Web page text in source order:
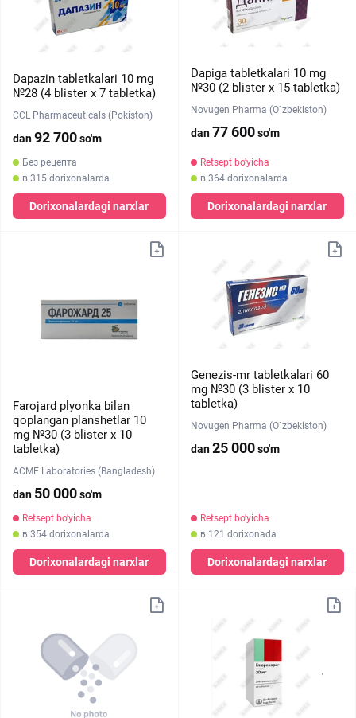
Dapazin tabletkalari 10 mg
№28 (4 blister х 7 tabletka)
CCL Pharmaceuticals (Pokiston)
dan92 700so'm
Без рецепта
в 315 dorixonalarda
Dorixonalardagi narxlar
Dapiga tabletkalari 10 mg
№30 (2 blister х 15 tabletka)
Novugen Pharma (O`zbekiston)
dan77 600so'm
Retsept bo'yicha
в 364 dorixonalarda
Dorixonalardagi narxlar
Farojard plyonka bilan
qoplangan planshetlar 10
mg №30 (3 blister х 10
tabletka)
ACME Laboratories (Bangladesh)
dan 50 000so'm
Retsept bo'yicha
в 354 dorixonalarda
Dorixonalardagi narxlar
Genezis-mr tabletkalari 60
mg №30 (3 blister х 10
tabletka)
Novugen Pharma (O`zbekiston)
dan25 000so'm
Retsept bo'yicha
в 121 dorixonada
Dorixonalardagi narxlar